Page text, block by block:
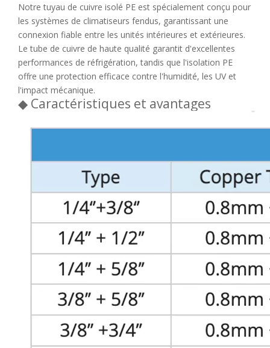
Notre tuyau de cuivre isolé PE est spécialement conçu pour
les systèmes de climatiseurs fendus, garantissant une
connexion fiable entre les unités intérieures et extérieures.
Le tube de cuivre de haute qualité garantit d'excellentes
performances de réfrigération, tandis que l'isolation PE
offre une protection efficace contre l'humidité, les UV et
l'impact mécanique.
◆ Caractéristiques et avantages